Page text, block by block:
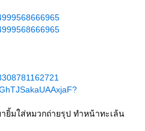
ยิ้มใส่หมวกถ่ายรุป ทำหน้าทะเล้น